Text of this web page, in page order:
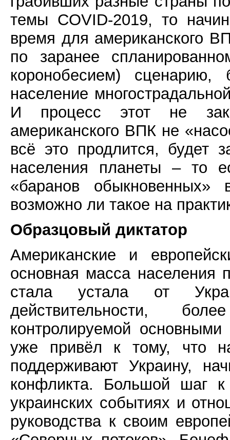
темы COVID-2019, то
время для американского
по заранее
коронобесием) сценарию,
население
И процесс этот не
американского ВПК не
всё это продлится, будет
населения планеты – то
«баранов
возможно ли такое на
Образцовый диктатор
Американские и
основная масса населения
стала устала от
действительности,
контролируемой
уже привёл к тому, что
поддерживают Украину,
конфликта. Большой шаг
украинских событиях и
руководства к своим